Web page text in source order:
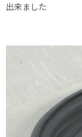
出来ました